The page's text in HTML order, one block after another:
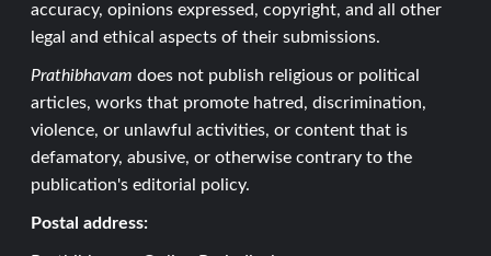
accuracy, opinions expressed, copyright, and all other
legal and ethical aspects of their submissions.
Prathibhavam does not publish religious or political
articles, works that promote hatred, discrimination,
violence, or unlawful activities, or content that is
defamatory, abusive, or otherwise contrary to the
publication's editorial policy.
Postal address: